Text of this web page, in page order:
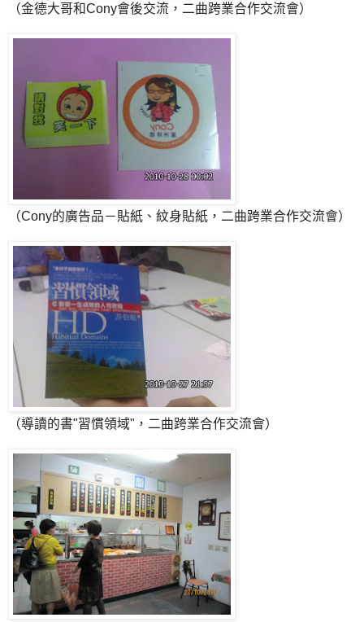
（金德大哥和Cony會後交流，二曲跨業合作交流會）
（Cony的廣告品－貼紙、紋身貼紙，二曲跨業合作交流會）
（導讀的書"習慣領域"，二曲跨業合作交流會）